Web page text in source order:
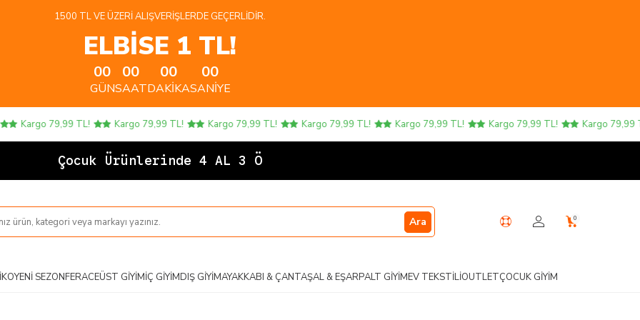
1500 TL VE ÜZERI ALIŞVERIŞLERDE GEÇERLIDIR.
ELBİSE 1 TL!
00
GÜN
00
SAAT
00
DAKIKA
00
SANIYE
Kargo 79,99 TL! Kargo 79,99 TL! Kargo 79,99 TL! Kargo 79,99 TL! Kargo 79,99 TL! Kargo 79,99 TL! Kargo 79,99
Çocuk Ürünlerinde 4 AL 3 ÖDE!
Ara 0
YENI SEZONFERACEÜST GIYIMİÇ GIYIMDIŞ GIYIMAYAKKABI & ÇANTAŞAL & EŞARPALT GIYIMEV TEKSTILIOUTLETÇOCUK GIYIM